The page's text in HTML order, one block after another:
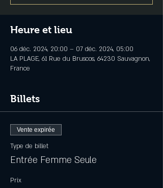
Heure et lieu
06 déc. 2024, 20:00 – 07 déc. 2024, 05:00
LA PLAGE, 61 Rue du Bruscos, 64230 Sauvagnon,
France
Billets
Vente expirée
Type de billet
Entrée Femme Seule
Prix